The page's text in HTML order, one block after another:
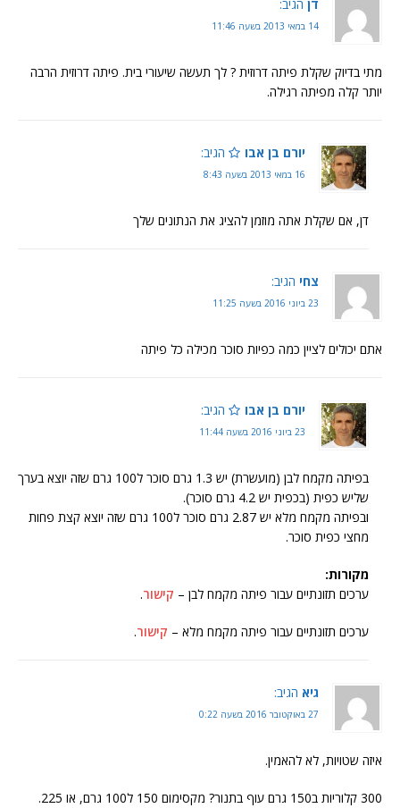
דן הגיב:
14 במאי 2013 בשעה 11:46
מתי בדיוק שקלת פיתה דרוזית ? לך תעשה שיעורי בית. פיתה דרוזית הרבה
יותר קלה מפיתה רגילה.
יורם בן אבו הגיב:
16 במאי 2013 בשעה 8:43
דן, אם שקלת אתה מוזמן להציג את הנתונים שלך
צחי הגיב:
23 ביוני 2016 בשעה 11:25
אתם יכולים לציין כמה כפיות סוכר מכילה כל פיתה
יורם בן אבו הגיב:
23 ביוני 2016 בשעה 11:44
בפיתה מקמח לבן (מועשרת) יש 1.3 גרם סוכר ל100 גרם שזה יוצא בערך
שליש כפית (בכפית יש 4.2 גרם סוכר).
ובפיתה מקמח מלא יש 2.87 גרם סוכר ל100 גרם שזה יוצא קצת פחות
מחצי כפית סוכר.
מקורות:
ערכים תזונתיים עבור פיתה מקמח לבן – קישור.
ערכים תזונתיים עבור פיתה מקמח מלא – קישור.
גיא הגיב:
27 באוקטובר 2016 בשעה 0:22
איזה שטויות, לא להאמין.
300 קלוריות ב150 גרם עוף בתנור? מקסימום 150 ל100 גרם, או 225.